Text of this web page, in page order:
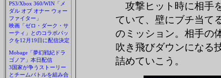
PS3/Xbox 360/WIN「メ
ダル オブ オナー ウォー
ファイター」
映画「ゼロ・ダーク・サ
ーティ」とのコラボパッ
クを12月19日に配信決定
Mobage「夢幻戦紀ドラ
ゴノア」本日配信
3国家が争うストーリー
とチームバトルを組み合
攻撃ヒット時に相手
ていて、壁にブチ当て
のミッション。相手の
吹き飛びダウンになる
詰めていこう。